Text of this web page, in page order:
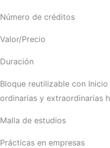
Número de créditos
Valor/Precio
Duración
Bloque reutilizable con
ordinarias y extraordinarias
Malla de estudios
Prácticas en empresas